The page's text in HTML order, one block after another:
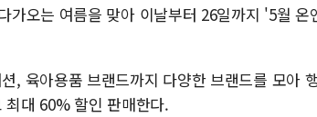
윤상현,
가오는 여름을 맞아 이날부터 26일까지 '5월 온
, 육아용품 브랜드까지 다양한 브랜드를 모아
대 60% 할인 판매한다.